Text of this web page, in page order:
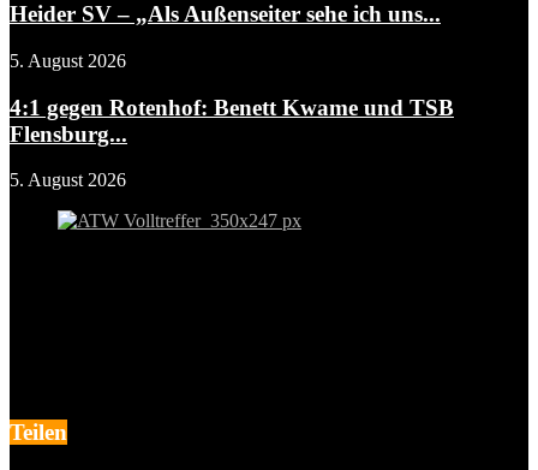
Heider SV – „Als Außenseiter sehe ich uns...
5. August 2026
4:1 gegen Rotenhof: Benett Kwame und TSB
Flensburg...
5. August 2026
Teilen